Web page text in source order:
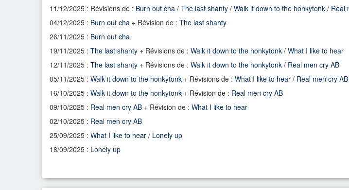
11/12/2025 : Révisions de : Burn out cha / The last shanty / Walk it down to the honkytonk / Real
04/12/2025 : Burn out cha + Révision de : The last shanty
26/11/2025 : Burn out cha
19/11/2025 : The last shanty + Révisions de : Walk it down to the honkytonk / What I like to hear
12/11/2025 : The last shanty + Révisions de : Walk it down to the honkytonk / Real men cry AB
05/11/2025 : Walk it down to the honkytonk + Révisions de : What I like to hear / Real men cry AB
16/10/2025 : Walk it down to the honkytonk + Révision de : Real men cry AB
09/10/2025 : Real men cry AB + Révision de : What I like to hear
02/10/2025 : Real men cry AB
25/09/2025 : What I like to hear / Lonely up
18/09/2025 : Lonely up